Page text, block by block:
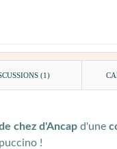
(1)
chez d'Ancap d'une
!